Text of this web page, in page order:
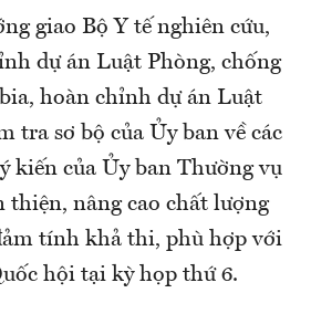
giao Bộ Y tế nghiên cứu,
dự án Luật Phòng, chống
hoàn chỉnh dự án Luật
tra sơ bộ của Ủy ban về các
kiến của Ủy ban Thường vụ
thiện, nâng cao chất lượng
tính khả thi, phù hợp với
hội tại kỳ họp thứ 6.